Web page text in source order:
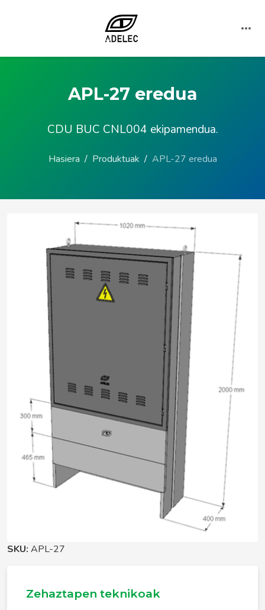
APL-27 eredua
CDU BUC CNL004 ekipamendua.
Hasiera Produktuak APL-27 eredua
SKU: APL-27
Zehaztapen teknikoak